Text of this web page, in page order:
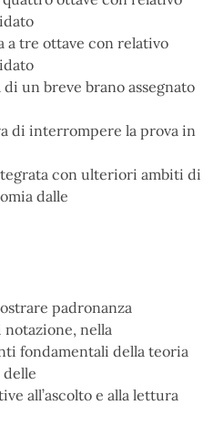
a tre ottave con relativo
un breve brano assegnato
di interrompere la prova in
con ulteriori ambiti di
dalle
padronanza
nella
fondamentali della teoria
delle
all’ascolto e alla lettura